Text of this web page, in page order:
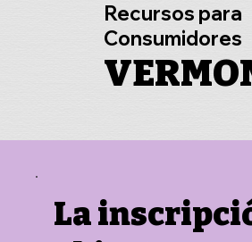
Recursos para
Consumidores
La